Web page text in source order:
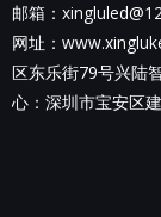
邮箱：
网址：
区东乐街79
心：深圳市宝安区